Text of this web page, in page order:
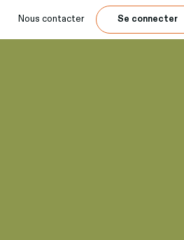
Nous contacter Se connecter